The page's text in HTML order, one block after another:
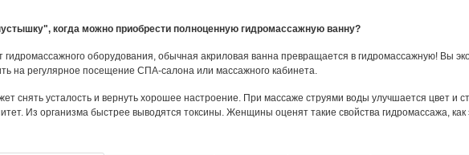
когда можно приобрести полноценную гидромассажную ванну?
гидромассажного оборудования, обычная акриловая ванна превращается в гидромассажную! Вы
на регулярное посещение СПА-салона или массажного кабинета.
снять усталость и вернуть хорошее настроение. При массаже струями воды улучшается цвет и
Из организма быстрее выводятся токсины. Женщины оценят такие свойства гидромассажа,